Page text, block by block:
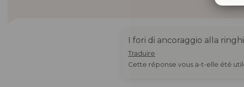
I fori di ancoraggio alla
Traduire
Cette réponse vous a-t-elle été